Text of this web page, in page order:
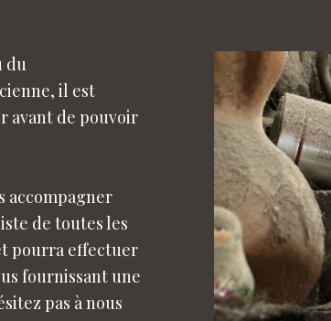
du
il est
avant de pouvoir
accompagner
de toutes les
pourra effectuer
fournissant une
pas à nous